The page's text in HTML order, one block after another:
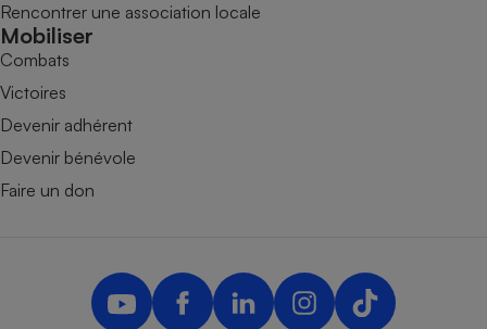
Rencontrer une association locale
Mobiliser
Combats
Victoires
Devenir adhérent
Devenir bénévole
Faire un don